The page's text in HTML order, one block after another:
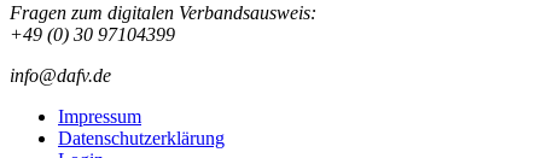
Fragen zum digitalen Verbandsausweis:
+49 (0) 30 97104399
info@dafv.de
Impressum
Datenschutzerklärung